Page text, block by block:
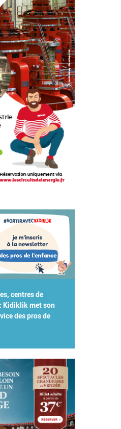
centres de
Kidiklik met son
des pros de